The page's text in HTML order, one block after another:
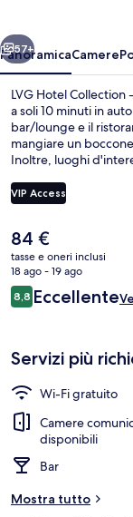
Avanti
57+
PanoramicaCamere
LVG Hotel
a soli 10 minuti in
bar/lounge e il
mangiare un
Inoltre, luoghi
VIP Access
Il
prezzo
attuale
è
84 €
84 €
tasse e oneri inclusi
18 ago - 19 ago
Recensioni
8,88,8 su 10
Eccellente
Servizi più
Wi-Fi gratuito
Camere
disponibili
Bar
Mostra tutto